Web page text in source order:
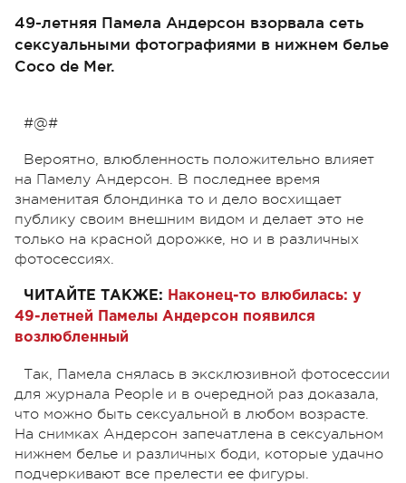
49-летняя Памела Андерсон взорвала сеть
сексуальными фотографиями в нижнем белье
Coco de Mer.
#@#
Вероятно, влюбленность положительно влияет
на Памелу Андерсон. В последнее время
знаменитая блондинка то и дело восхищает
публику своим внешним видом и делает это не
только на красной дорожке, но и в различных
фотосессиях.
ЧИТАЙТЕ ТАКЖЕ: Наконец-то влюбилась: у
49-летней Памелы Андерсон появился
возлюбленный
Так, Памела снялась в эксклюзивной фотосессии
для журнала People и в очередной раз доказала,
что можно быть сексуальной в любом возрасте.
На снимках Андерсон запечатлена в сексуальном
нижнем белье и различных боди, которые удачно
подчеркивают все прелести ее фигуры.